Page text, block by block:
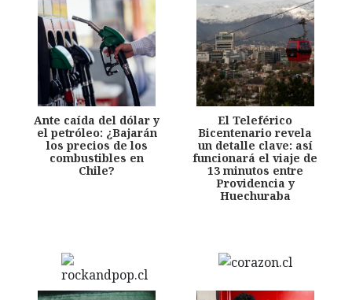
Ante caída del dólar y
el petróleo: ¿Bajarán
los precios de los
combustibles en
Chile?
El Teleférico
Bicentenario revela
un detalle clave: así
funcionará el viaje de
13 minutos entre
Providencia y
Huechuraba